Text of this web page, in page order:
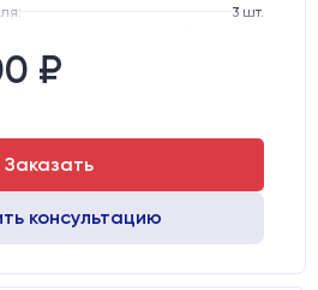
3 шт.
₽
Заказать
консультацию